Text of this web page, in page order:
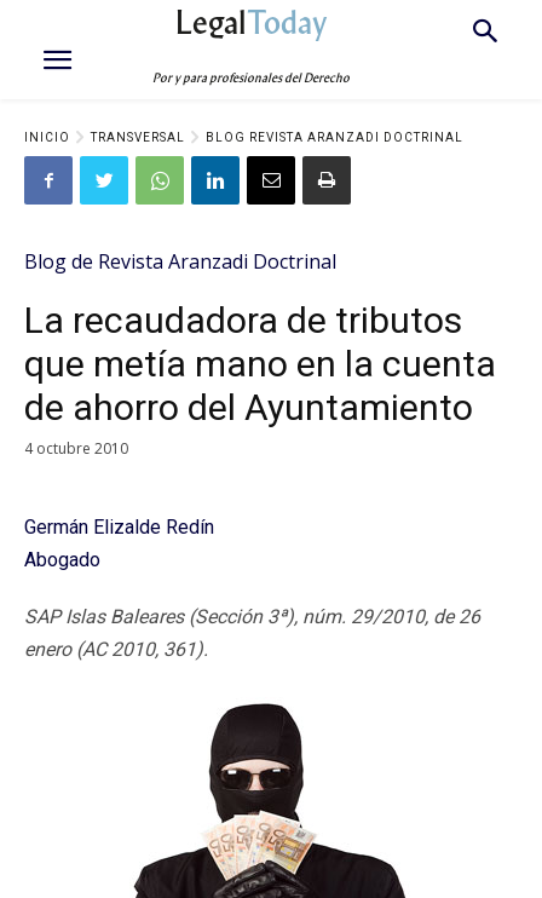
LegalToday
Por y para profesionales del Derecho
INICIO TRANSVERSAL BLOG REVISTA ARANZADI DOCTRINAL
Blog de Revista Aranzadi Doctrinal
La recaudadora de tributos
que metía mano en la cuenta
de ahorro del Ayuntamiento
4 octubre 2010
Germán Elizalde Redín
Abogado
SAP Islas Baleares (Sección 3ª), núm. 29/2010, de 26
enero (AC 2010, 361).